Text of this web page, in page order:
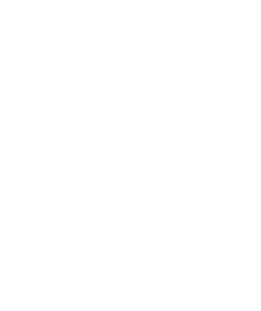
смешные истории,
карикатуры, шаржи, стихи,